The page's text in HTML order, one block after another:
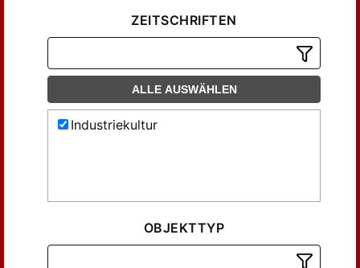
ZEITSCHRIFTEN
ALLE AUSWÄHLEN
Industriekultur
OBJEKTTYP